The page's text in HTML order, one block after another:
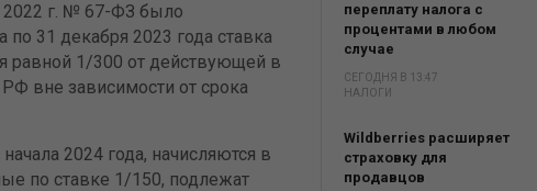
2022 г. № 67-ФЗ было
по 31 декабря 2023 года ставка
равной 1/300 от действующей в
вне зависимости от срока
2024 года, начисляются в
по ставке 1/150, подлежат
переплату налога с
процентами в любом
случае
СЕГОДНЯ В 13:47
НАЛОГИ
Wildberries расширяет
страховку для
продавцов